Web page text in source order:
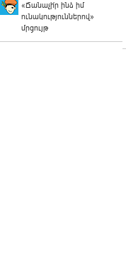
«Ճանաչի՛ր ինձ իմ
ունակություններով»
մրցույթ